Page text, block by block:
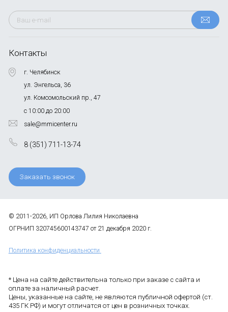
Контакты
г. Челябинск
ул. Энгельса, 36
ул. Комсомольский пр., 47
с 10:00 до 20:00
sale@mmicenter.ru
8 (351) 711-13-74
Заказать звонок
© 2011-2026, ИП Орлова Лилия Николаевна
ОГРНИП 320745600143747 от 21 декабря 2020 г.
Политика конфиденциальности
* Цена на сайте действительна только при заказе с сайта и
оплате за наличный расчет.
Цены, указанные на сайте, не являются публичной офертой (ст.
435 ГК РФ) и могут отличатся от цен в розничных точках.